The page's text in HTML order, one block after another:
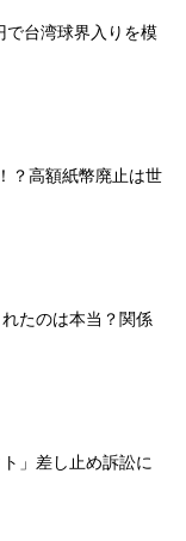
で台湾球界入りを模
？高額紙幣廃止は世
たのは本当？関係
」差し止め訴訟に